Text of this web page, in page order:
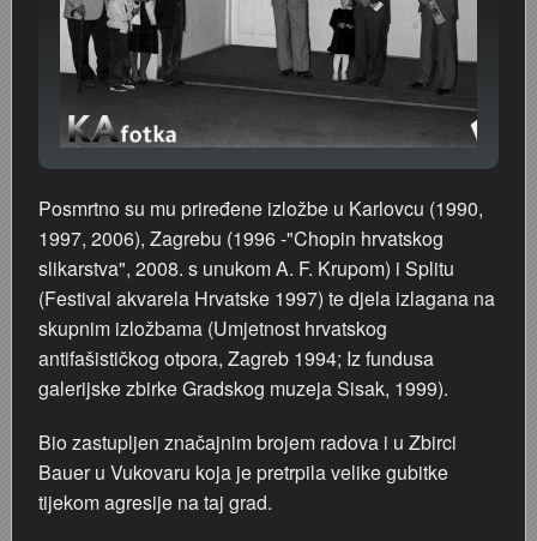
Posmrtno su mu priređene izložbe u Karlovcu (1990,
1997, 2006), Zagrebu (1996 -"Chopin hrvatskog
slikarstva", 2008. s unukom A. F. Krupom) i Splitu
(Festival akvarela Hrvatske 1997) te djela izlagana na
skupnim izložbama (Umjetnost hrvatskog
antifašističkog otpora, Zagreb 1994; Iz fundusa
galerijske zbirke Gradskog muzeja Sisak, 1999).
Bio zastupljen značajnim brojem radova i u Zbirci
Bauer u Vukovaru koja je pretrpila velike gubitke
tijekom agresije na taj grad.